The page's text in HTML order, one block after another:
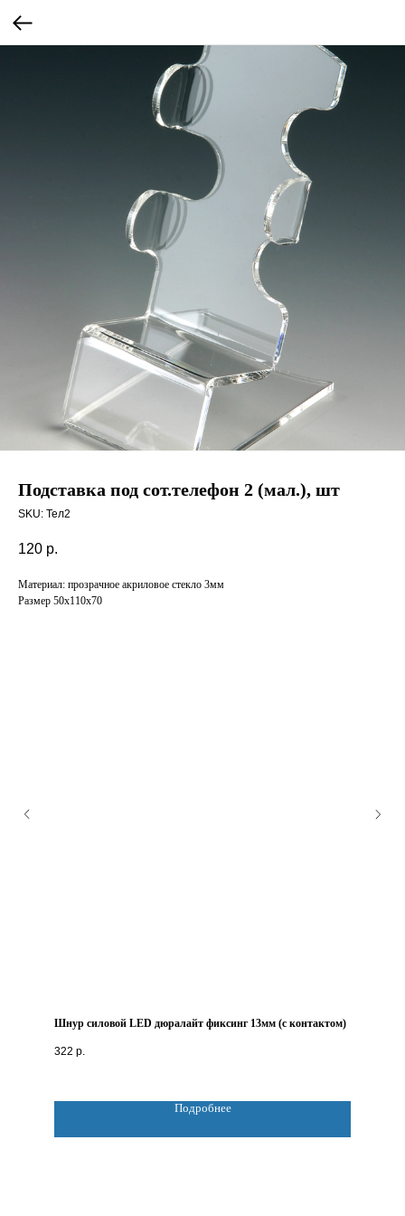
Подставка под сот.телефон 2 (мал.), шт
SKU: Тел2
120 р.
Материал: прозрачное акриловое стекло 3мм
Размер 50х110х70
Шнур силовой LED дюралайт фиксинг 13мм (с контактом)
322 р.
Подробнее